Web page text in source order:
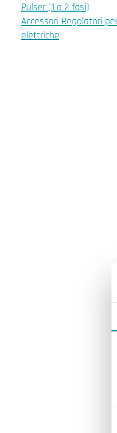
Pulser (1 o 2 fasi)
Accessori Regolatori
elettriche